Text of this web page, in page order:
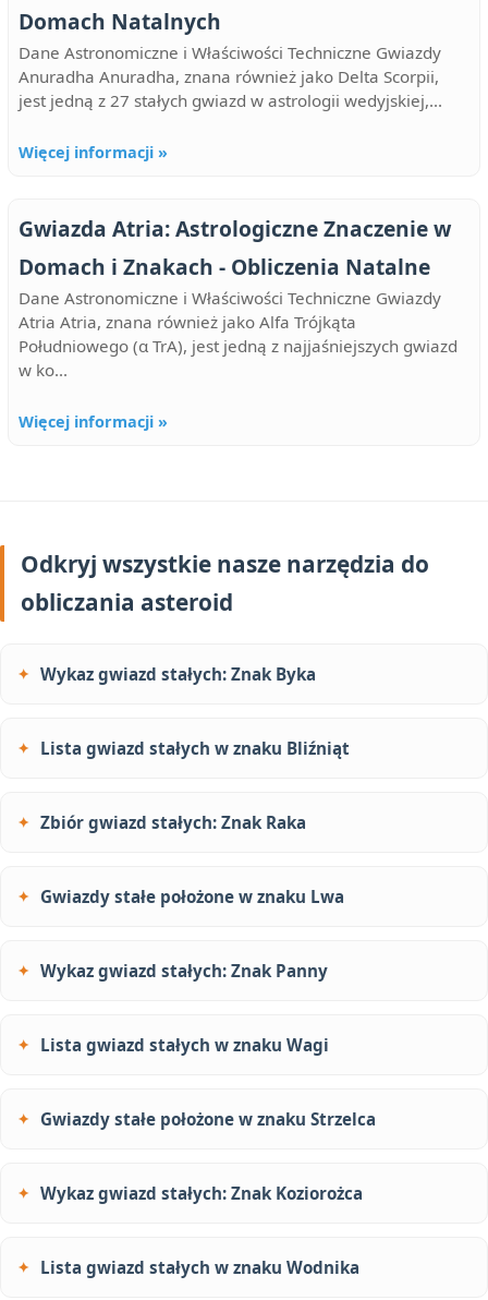
Domach Natalnych
Dane Astronomiczne i Właściwości Techniczne Gwiazdy
Anuradha Anuradha, znana również jako Delta Scorpii,
jest jedną z 27 stałych gwiazd w astrologii wedyjskiej,...
Więcej informacji »
Gwiazda Atria: Astrologiczne Znaczenie w
Domach i Znakach - Obliczenia Natalne
Dane Astronomiczne i Właściwości Techniczne Gwiazdy
Atria Atria, znana również jako Alfa Trójkąta
Południowego (α TrA), jest jedną z najjaśniejszych gwiazd
w ko...
Więcej informacji »
Odkryj wszystkie nasze narzędzia do
obliczania asteroid
Wykaz gwiazd stałych: Znak Byka
Lista gwiazd stałych w znaku Bliźniąt
Zbiór gwiazd stałych: Znak Raka
Gwiazdy stałe położone w znaku Lwa
Wykaz gwiazd stałych: Znak Panny
Lista gwiazd stałych w znaku Wagi
Gwiazdy stałe położone w znaku Strzelca
Wykaz gwiazd stałych: Znak Koziorożca
Lista gwiazd stałych w znaku Wodnika